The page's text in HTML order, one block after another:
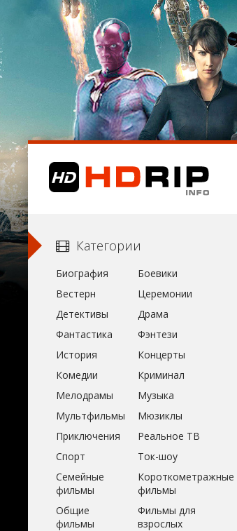
Категории
Биография
Боевики
Вестерн
Церемонии
Детективы
Драма
Фантастика
Фэнтези
История
Концерты
Комедии
Криминал
Мелодрамы
Музыка
Мультфильмы
Мюзиклы
Приключения
Реальное ТВ
Спорт
Ток-шоу
Семейные
фильмы
Короткометражные
фильмы
Общие
фильмы
Фильмы для
взрослых